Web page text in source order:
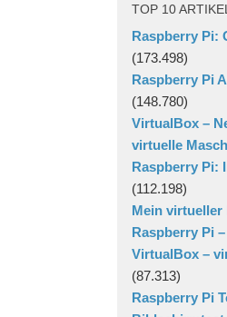
TOP 10 ARTIKEL
Raspberry Pi:
(173.498)
Raspberry Pi
(148.780)
VirtualBox –
virtuelle
Raspberry Pi:
(112.198)
Mein virtueller
Raspberry Pi
VirtualBox –
(87.313)
Raspberry Pi